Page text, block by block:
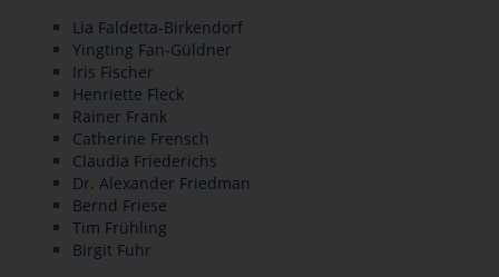
Lia Faldetta-Birkendorf
Yingting Fan-Güldner
Iris Fischer
Henriette Fleck
Rainer Frank
Catherine Frensch
Claudia Friederichs
Dr. Alexander Friedman
Bernd Friese
Tim Frühling
Birgit Fuhr